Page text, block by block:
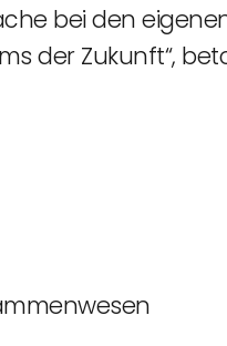
bei den
der Zukunft“,